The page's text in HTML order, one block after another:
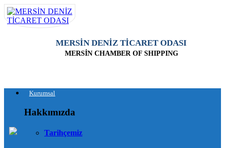
MERSİN DENİZ TİCARET ODASI
MERSİN CHAMBER OF SHIPPING
Kurumsal
Hakkımızda
Tarihçemiz